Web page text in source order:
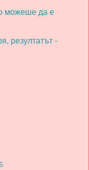
можеше да е
резултатът -